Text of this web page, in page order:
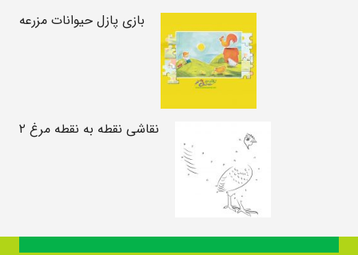
بازی پازل حیوانات مزرعه
نقاشی نقطه به نقطه مرغ ۲